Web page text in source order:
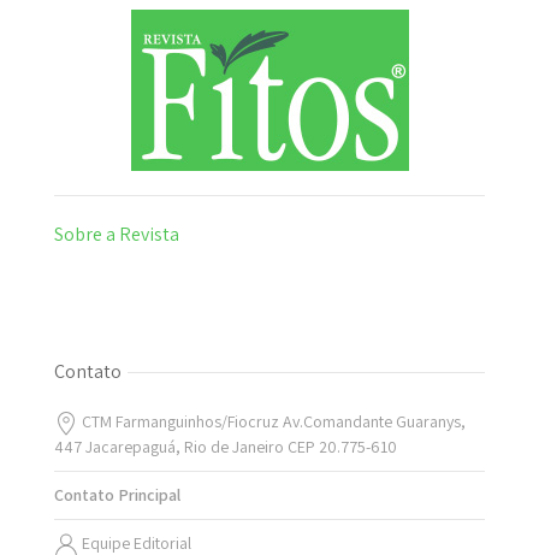
Sobre a Revista
Contato
CTM Farmanguinhos/Fiocruz Av.Comandante Guaranys,
447 Jacarepaguá, Rio de Janeiro CEP 20.775-610
Contato Principal
Equipe Editorial